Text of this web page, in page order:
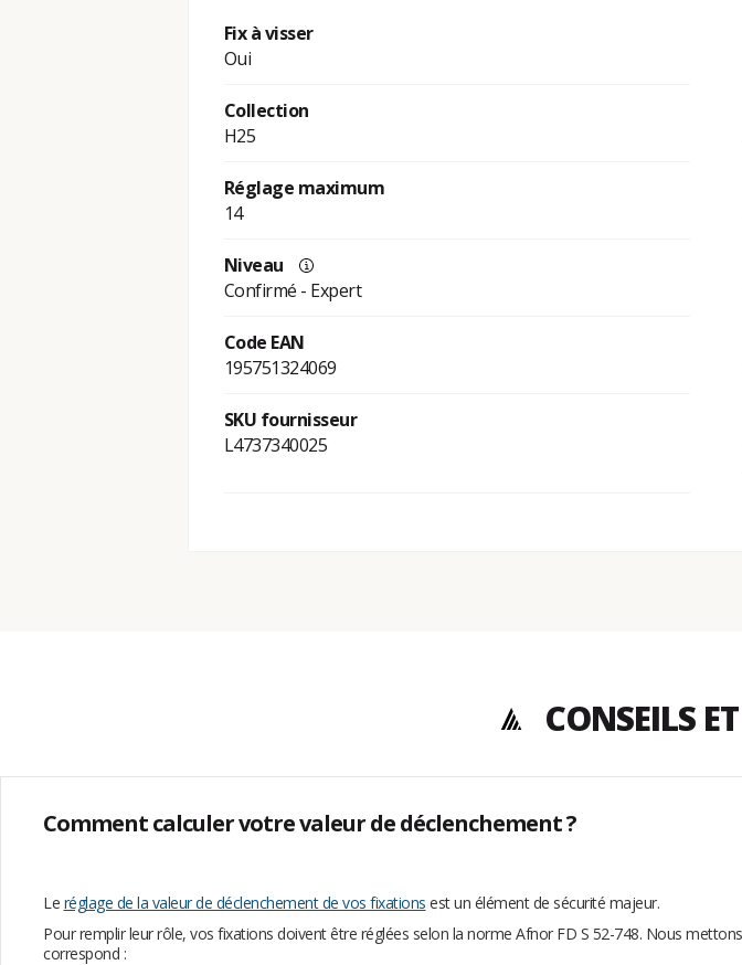
Fix à visser
Oui
Collection
H25
Réglage maximum
14
Niveau
Confirmé - Expert
Code EAN
195751324069
SKU fournisseur
L4737340025
CONSEILS
Comment calculer votre valeur de déclenchement ?
Le réglage de la valeur de déclenchement de vos fixations est un élément de sécurité majeur.
Pour remplir leur rôle, vos fixations doivent être réglées selon la norme Afnor FD S 52-748. Nous
correspond :